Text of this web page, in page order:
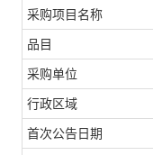
采购项目名称
品目
采购单位
行政区域
首次公告日期